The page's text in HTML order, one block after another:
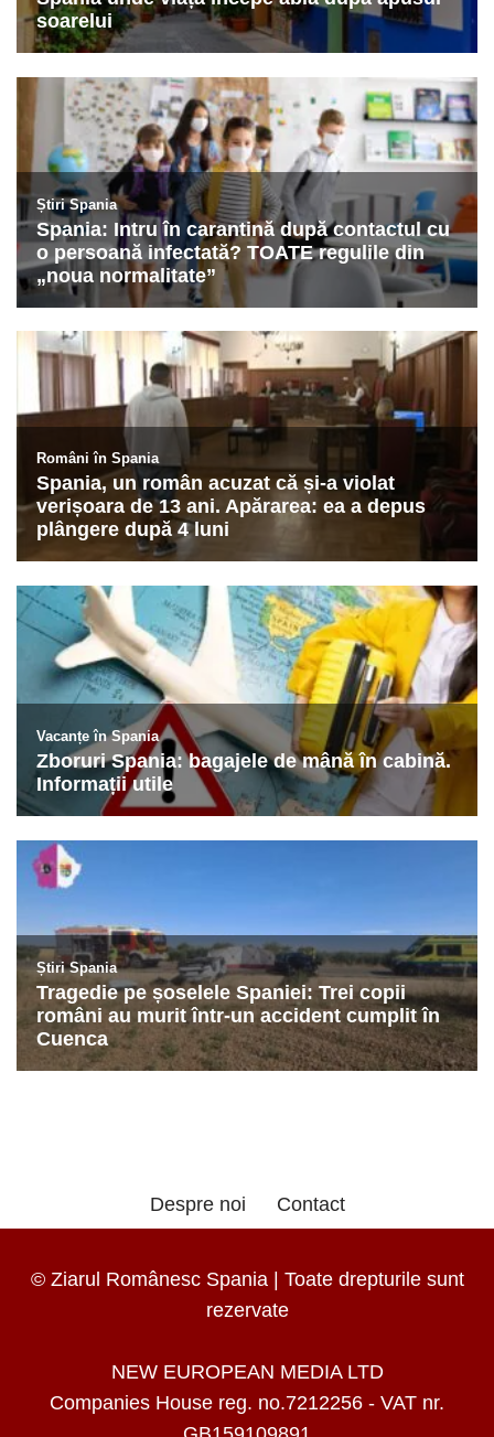
Despre noi Contact
© Ziarul Românesc Spania | Toate drepturile sunt
rezervate
NEW EUROPEAN MEDIA LTD
Companies House reg. no.7212256 - VAT nr.